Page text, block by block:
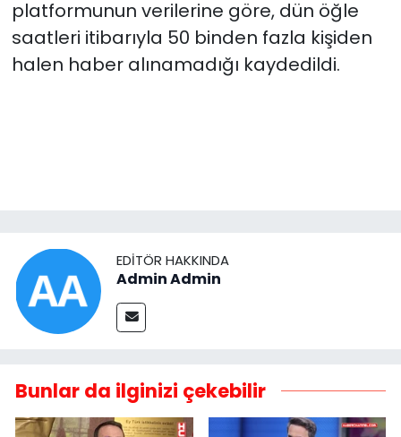
platformunun verilerine göre, dün öğle
saatleri itibarıyla 50 binden fazla kişiden
halen haber alınamadığı kaydedildi.
EDITÖR HAKKINDA
Admin Admin
Bunlar da ilginizi çekebilir